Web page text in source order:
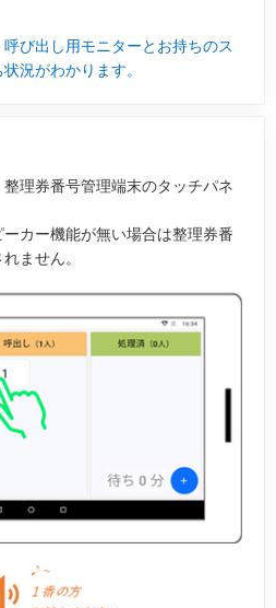
び出し用モニターとお持ちのス
況がわかります。
理券番号管理端末のタッチパネ
カー機能が無い場合は整理券番
ません。